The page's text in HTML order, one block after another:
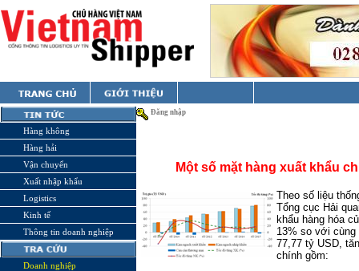
Hàng không
Hàng hải
Vận chuyển
Xuất nhập khẩu
Logistics
Kinh tế
Thông tin doanh nghiệp
Doanh nghiệp
Đăng nhập
Một số mặt hàng xuất khẩu
Theo số liệu
Tổng cục Hải
khẩu hàng hóa
13% so với
77,77 tỷ USD,
chính gồm: